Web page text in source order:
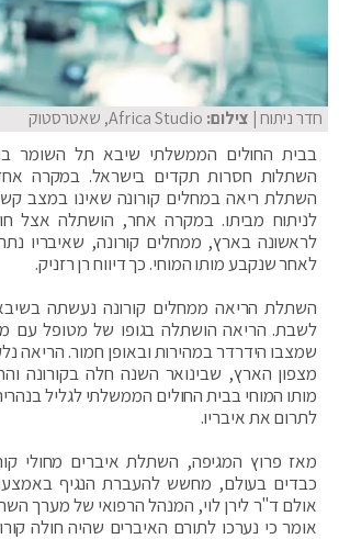
חדר ניתוח| צילום: Africa Studio, שאטרסטוק
בבית החולים הממשלתי שיבא תל השומר
השתלות חסרות תקדים בישראל. במקרה
השתלת ריאה במחלים קורונה שאינו במצב
לניתוח מביתו. במקרה אחר, הושתלה אצל
לראשונה בארץ, ממחלים קורונה, שאיבריו
לאחר שנקבע מותו המוחי. כך דיווח רן רזניק.
השתלת הריאה ממחלים קורונה נעשתה
לשבת. הריאה הושתלה בגופו של מטופל עם
מצפון הארץ, שבינואר השנה חלה בקורונה
מותו המוחי בבית החולים הממשלתי לגליל
לתרום את איבריו.
מאז פרוץ המגיפה, השתלת איברים מחולי
כבדים בעולם, מחשש להעברת הנגיף
אולם ד"ר לירן לוי, המנהל הרפואי של מערך
אומר כי נערכו לתורם האיברים שהיה חולה